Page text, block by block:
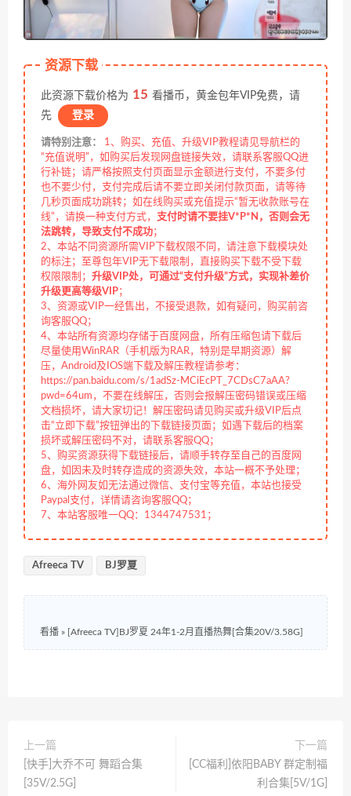
资源下载
此资源下载价格为 15 看播币，黄金包年VIP免费，请
先
登录
请特别注意：
1、购买、充值、升级VIP教程请见导航栏的
“充值说明”，如购买后发现网盘链接失效，请联系客服QQ进
行补链；请严格按照支付页面显示金额进行支付，不要多付
也不要少付，支付完成后请不要立即关闭付款页面，请等待
几秒页面成功跳转；如在线购买或充值提示“暂无收款账号在
线”，请换一种支付方式， 支付时请不要挂V*P*N，否则会无
法跳转，导致支付不成功；
2、本站不同资源所需VIP下载权限不同，请注意下载模块处
的标注；至尊包年VIP无下载限制，直接购买下载不受下载
权限限制； 升级VIP处，可通过“支付升级”方式，实现补差价
升级更高等级VIP；
3、资源或VIP一经售出，不接受退款，如有疑问，购买前咨
询客服QQ；
4、本站所有资源均存储于百度网盘，所有压缩包请下载后
尽量使用WinRAR（手机版为RAR，特别是早期资源）解
压，Android及IOS端下载及解压教程请参考：
https://pan.baidu.com/s/1adSz-MCiEcPT_7CDsC7aAA?
pwd=64um，不要在线解压，否则会报解压密码错误或压缩
文档损坏，请大家切记！解压密码请见购买或升级VIP后点
击“立即下载”按钮弹出的下载链接页面；如遇下载后的档案
损坏或解压密码不对，请联系客服QQ；
5、购买资源获得下载链接后，请顺手转存至自己的百度网
盘，如因未及时转存造成的资源失效，本站一概不予处理；
6、海外网友如无法通过微信、支付宝等充值，本站也接受
Paypal支付，详情请咨询客服QQ；
7、本站客服唯一QQ：1344747531；
Afreeca TV BJ罗夏
看播 » [Afreeca TV]BJ罗夏 24年1-2月直播热舞[合集20V/3.58G]
上一篇
[快手]大乔不可 舞蹈合集
[35V/2.5G]
下一篇
[CC福利]依阳BABY 群定制福
利合集[5V/1G]